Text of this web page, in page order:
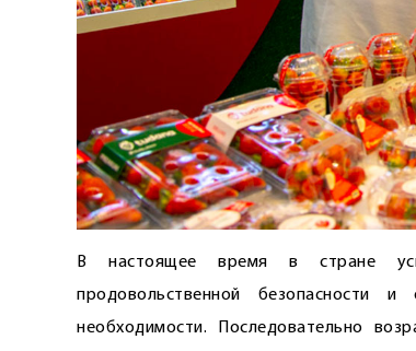
В настоящее время в стране
продовольственной безопасности
необходимости. Последовательно